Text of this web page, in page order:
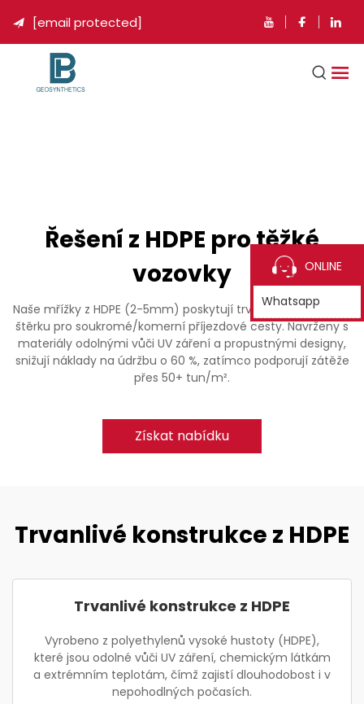
 [email protected]
Řešení z HDPE pro těžké
vozovky
Naše mřížky z HDPE (2-5mm) poskytují trvanlivou stabilizaci
štěrku pro soukromé/komerní příjezdové cesty. Navrženy s
materiály odolnými vůči UV záření a propustnými designy,
snižují náklady na údržbu o 60 %, zatímco podporují zátěže
přes 50+ tun/m².
Získat nabídku
Trvanlivé konstrukce z HDPE
Trvanlivé konstrukce z HDPE
Vyrobeno z polyethylenů vysoké hustoty (HDPE),
které jsou odolné vůči UV záření, chemickým látkám
a extrémním teplotám, čímž zajistí dlouhodobost i v
nepohodlných počasích.
ONLINE
Whatsapp